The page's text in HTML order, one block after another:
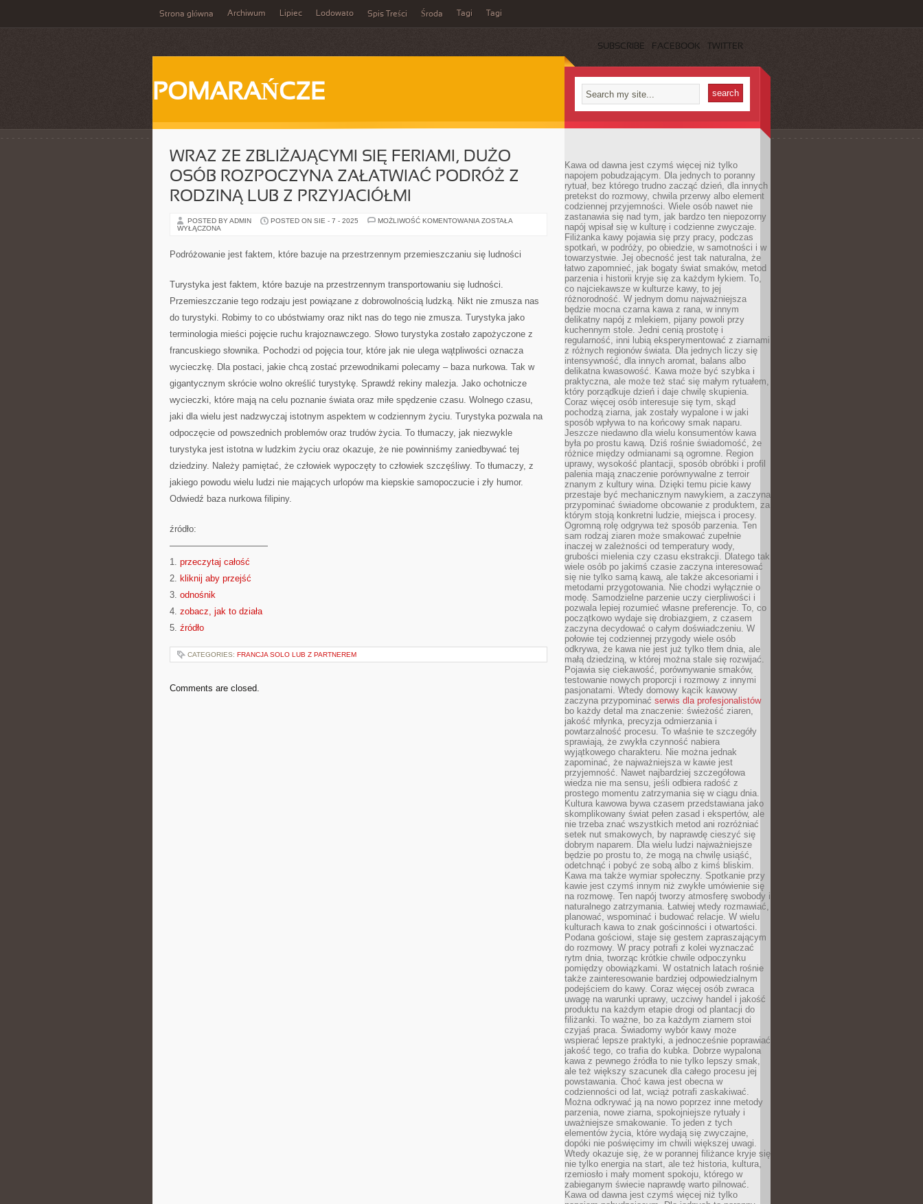
Strona główna Archiwum Lipiec Lodowato Spis Treści Środa Tagi Tagi
SUBSCRIBE FACEBOOK TWITTER
POMARAŃCZE
WRAZ ZE ZBLIŻAJĄCYMI SIĘ FERIAMI, DUŻO
OSÓB ROZPOCZYNA ZAŁATWIAĆ PODRÓŻ Z
RODZINĄ LUB Z PRZYJACIÓŁMI
POSTED BY ADMIN POSTED ON SIE - 7 - 2025 MOŻLIWOŚĆ KOMENTOWANIA WRAZ
FERIAMI,
DUŻO
ZAŁATWIAĆ
PODRÓŻ
RODZINĄ
Z
ZOSTAŁA
WYŁĄCZONA
Podróżowanie jest faktem, które bazuje na przestrzennym przemieszczaniu się ludności
Turystyka jest faktem, które bazuje na przestrzennym transportowaniu się ludności.
Przemieszczanie tego rodzaju jest powiązane z dobrowolnością ludzką. Nikt nie zmusza nas
do turystyki. Robimy to co ubóstwiamy oraz nikt nas do tego nie zmusza. Turystyka jako
terminologia mieści pojęcie ruchu krajoznawczego. Słowo turystyka zostało zapożyczone z
francuskiego słownika. Pochodzi od pojęcia tour, które jak nie ulega wątpliwości oznacza
wycieczkę. Dla postaci, jakie chcą zostać przewodnikami polecamy – baza nurkowa. Tak w
gigantycznym skrócie wolno określić turystykę. Sprawdź rekiny malezja. Jako ochotnicze
wycieczki, które mają na celu poznanie świata oraz miłe spędzenie czasu. Wolnego czasu,
jaki dla wielu jest nadzwyczaj istotnym aspektem w codziennym życiu. Turystyka pozwala na
odpoczęcie od powszednich problemów oraz trudów życia. To tłumaczy, jak niezwykle
turystyka jest istotna w ludzkim życiu oraz okazuje, że nie powinniśmy zaniedbywać tej
dziedziny. Należy pamiętać, że człowiek wypoczęty to człowiek szczęśliwy. To tłumaczy, z
jakiego powodu wielu ludzi nie mających urlopów ma kiepskie samopoczucie i zły humor.
Odwiedź baza nurkowa filipiny.
źródło:
———————————
1. przeczytaj całość
2. kliknij aby przejść
3. odnośnik
4. zobacz, jak to działa
5. źródło
CATEGORIES: FRANCJA SOLO LUB Z PARTNEREM
Comments are closed.
Kawa od dawna jest czymś więcej niż tylko
napojem pobudzającym. Dla jednych to poranny
rytuał, bez którego trudno zacząć dzień, dla innych
pretekst do rozmowy, chwila przerwy albo element
codziennej przyjemności. Wiele osób nawet nie
zastanawia się nad tym, jak bardzo ten niepozorny
napój wpisał się w kulturę i codzienne zwyczaje.
Filiżanka kawy pojawia się przy pracy, podczas
spotkań, w podróży, po obiedzie, w samotności i w
towarzystwie. Jej obecność jest tak naturalna, że
łatwo zapomnieć, jak bogaty świat smaków, metod
parzenia i historii kryje się za każdym łykiem. To,
co najciekawsze w kulturze kawy, to jej
różnorodność. W jednym domu najważniejsza
będzie mocna czarna kawa z rana, w innym
delikatny napój z mlekiem, pijany powoli przy
kuchennym stole. Jedni cenią prostotę i
regularność, inni lubią eksperymentować z ziarnami
z różnych regionów świata. Dla jednych liczy się
intensywność, dla innych aromat, balans albo
delikatna kwasowość. Kawa może być szybka i
praktyczna, ale może też stać się małym rytuałem,
który porządkuje dzień i daje chwilę skupienia.
Coraz więcej osób interesuje się tym, skąd
pochodzą ziarna, jak zostały wypalone i w jaki
sposób wpływa to na końcowy smak naparu.
Jeszcze niedawno dla wielu konsumentów kawa
była po prostu kawą. Dziś rośnie świadomość, że
różnice między odmianami są ogromne. Region
uprawy, wysokość plantacji, sposób obróbki i profil
palenia mają znaczenie porównywalne z terroir
znanym z kultury wina. Dzięki temu picie kawy
przestaje być mechanicznym nawykiem, a zaczyna
przypominać świadome obcowanie z produktem, za
którym stoją konkretni ludzie, miejsca i procesy.
Ogromną rolę odgrywa też sposób parzenia. Ten
sam rodzaj ziaren może smakować zupełnie
inaczej w zależności od temperatury wody,
grubości mielenia czy czasu ekstrakcji. Dlatego tak
wiele osób po jakimś czasie zaczyna interesować
się nie tylko samą kawą, ale także akcesoriami i
metodami przygotowania. Nie chodzi wyłącznie o
modę. Samodzielne parzenie uczy cierpliwości i
pozwala lepiej rozumieć własne preferencje. To, co
początkowo wydaje się drobiazgiem, z czasem
zaczyna decydować o całym doświadczeniu. W
połowie tej codziennej przygody wiele osób
odkrywa, że kawa nie jest już tylko tłem dnia, ale
małą dziedziną, w której można stale się rozwijać.
Pojawia się ciekawość, porównywanie smaków,
testowanie nowych proporcji i rozmowy z innymi
pasjonatami. Wtedy domowy kącik kawowy
zaczyna przypominać serwis dla profesjonalistów
bo każdy detal ma znaczenie: świeżość ziaren,
jakość młynka, precyzja odmierzania i
powtarzalność procesu. To właśnie te szczegóły
sprawiają, że zwykła czynność nabiera
wyjątkowego charakteru. Nie można jednak
zapominać, że najważniejsza w kawie jest
przyjemność. Nawet najbardziej szczegółowa
wiedza nie ma sensu, jeśli odbiera radość z
prostego momentu zatrzymania się w ciągu dnia.
Kultura kawowa bywa czasem przedstawiana jako
skomplikowany świat pełen zasad i ekspertów, ale
nie trzeba znać wszystkich metod ani rozróżniać
setek nut smakowych, by naprawdę cieszyć się
dobrym naparem. Dla wielu ludzi najważniejsze
będzie po prostu to, że mogą na chwilę usiąść,
odetchnąć i pobyć ze sobą albo z kimś bliskim.
Kawa ma także wymiar społeczny. Spotkanie przy
kawie jest czymś innym niż zwykłe umówienie się
na rozmowę. Ten napój tworzy atmosferę swobody i
naturalnego zatrzymania. Łatwiej wtedy rozmawiać,
planować, wspominać i budować relacje. W wielu
kulturach kawa to znak gościnności i otwartości.
Podana gościowi, staje się gestem zapraszającym
do rozmowy. W pracy potrafi z kolei wyznaczać
rytm dnia, tworząc krótkie chwile odpoczynku
pomiędzy obowiązkami. W ostatnich latach rośnie
także zainteresowanie bardziej odpowiedzialnym
podejściem do kawy. Coraz więcej osób zwraca
uwagę na warunki uprawy, uczciwy handel i jakość
produktu na każdym etapie drogi od plantacji do
filiżanki. To ważne, bo za każdym ziarnem stoi
czyjaś praca. Świadomy wybór kawy może
wspierać lepsze praktyki, a jednocześnie poprawiać
jakość tego, co trafia do kubka. Dobrze wypalona
kawa z pewnego źródła to nie tylko lepszy smak,
ale też większy szacunek dla całego procesu jej
powstawania. Choć kawa jest obecna w
codzienności od lat, wciąż potrafi zaskakiwać.
Można odkrywać ją na nowo poprzez inne metody
parzenia, nowe ziarna, spokojniejsze rytuały i
uważniejsze smakowanie. To jeden z tych
elementów życia, które wydają się zwyczajne,
dopóki nie poświęcimy im chwili większej uwagi.
Wtedy okazuje się, że w porannej filiżance kryje się
nie tylko energia na start, ale też historia, kultura,
rzemiosło i mały moment spokoju, którego w
zabieganym świecie naprawdę warto pilnować.
Kawa od dawna jest czymś więcej niż tylko